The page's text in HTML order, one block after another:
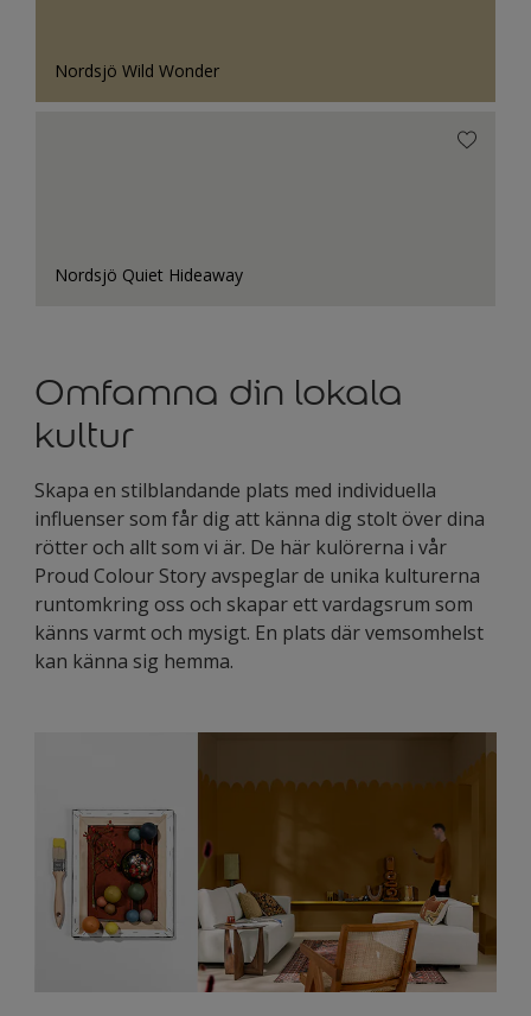
Nordsjö Wild Wonder
Nordsjö Quiet Hideaway
Omfamna din lokala
kultur
Skapa en stilblandande plats med individuella
influenser som får dig att känna dig stolt över dina
rötter och allt som vi är. De här kulörerna i vår
Proud Colour Story avspeglar de unika kulturerna
runtomkring oss och skapar ett vardagsrum som
känns varmt och mysigt. En plats där vemsomhelst
kan känna sig hemma.